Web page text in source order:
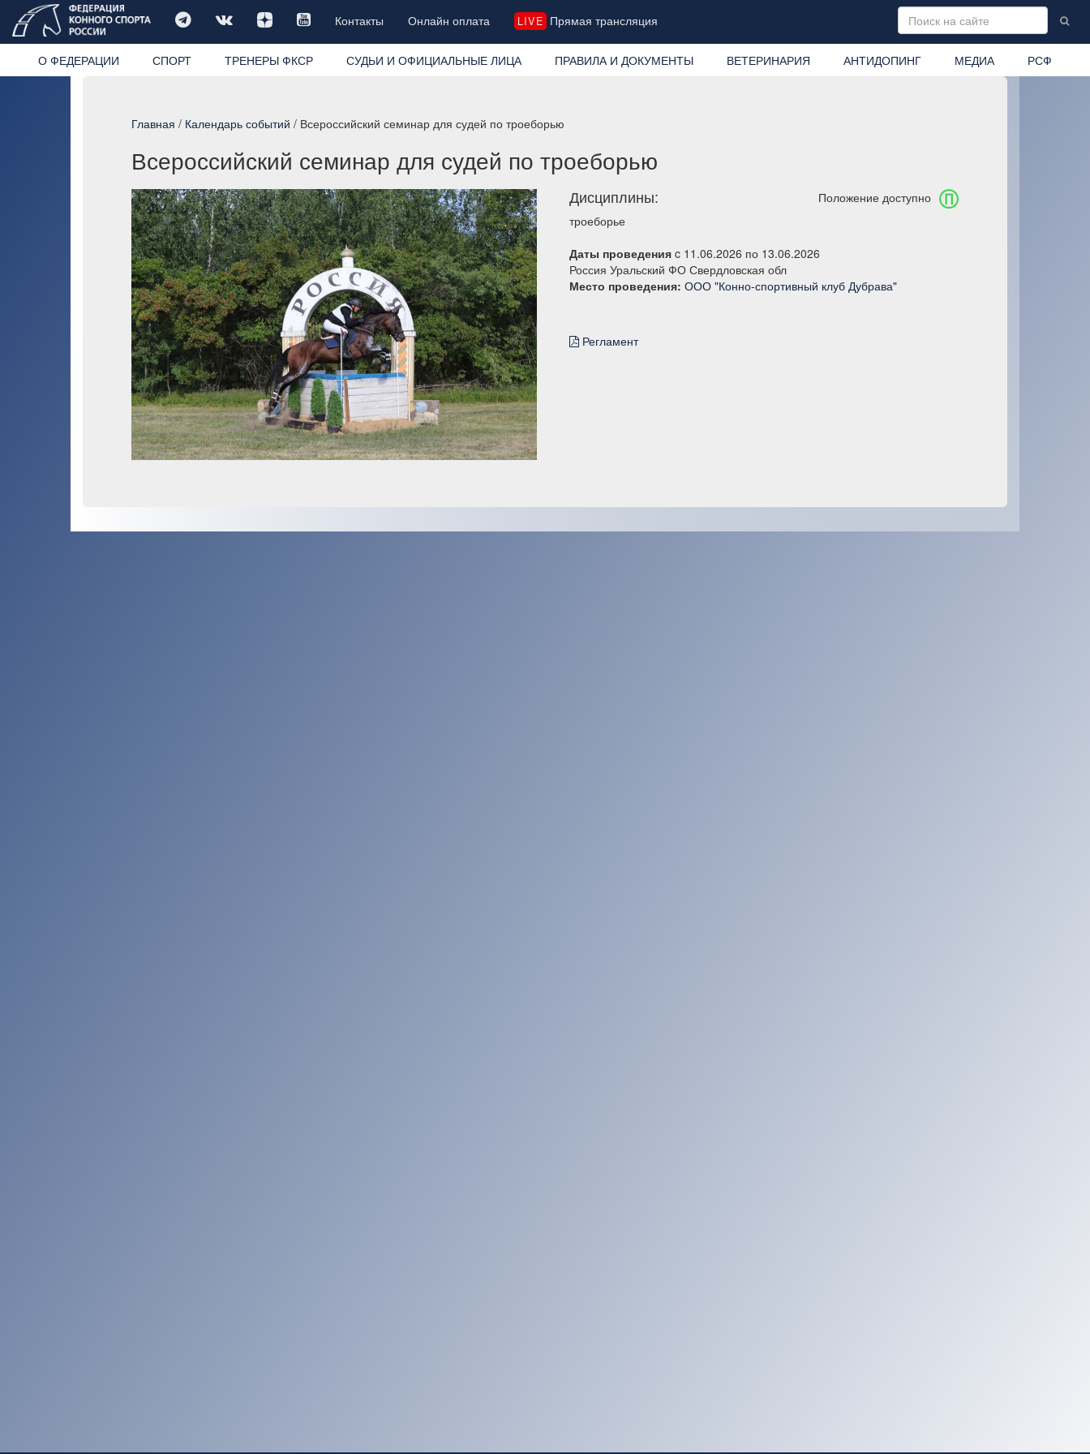
Контакты Онлайн оплата LIVE Прямая трансляция
О ФЕДЕРАЦИИ СПОРТ ТРЕНЕРЫ ФКСР СУДЬИ И ОФИЦИАЛЬНЫЕ ЛИЦА ПРАВИЛА И ДОКУМЕНТЫ ВЕТЕРИНАРИЯ АНТИДОПИНГ МЕДИА РСФ
Главная / Календарь событий / Всероссийский семинар для судей по троеборью
Всероссийский семинар для судей по троеборью
Положение доступно
Дисциплины:
троеборье
Даты проведения c 11.06.2026 по 13.06.2026
Россия Уральский ФО Свердловская обл
Место проведения: ООО "Конно-спортивный клуб Дубрава"
Регламент